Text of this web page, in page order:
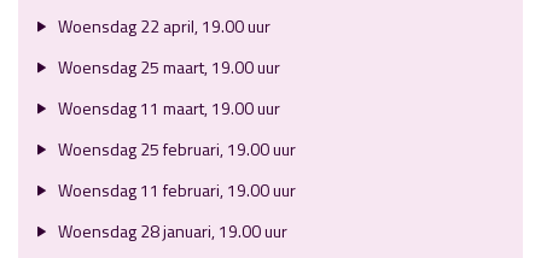
Woensdag 22 april, 19.00 uur
Woensdag 25 maart, 19.00 uur
Woensdag 11 maart, 19.00 uur
Woensdag 25 februari, 19.00 uur
Woensdag 11 februari, 19.00 uur
Woensdag 28 januari, 19.00 uur